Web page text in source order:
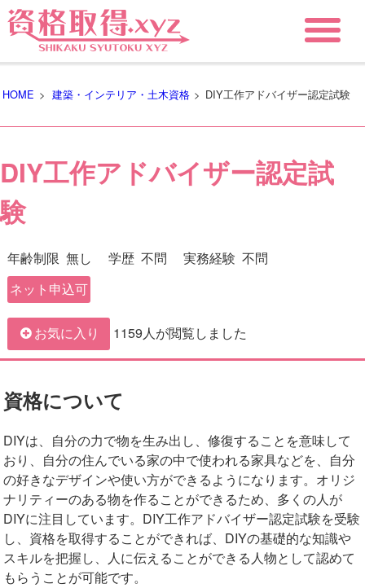
HOME > 建築・インテリア・土木資格 > DIY工作アドバイザー認定試験
DIY工作アドバイザー認定試
験
年齢制限 無し 学歴 不問 実務経験 不問
ネット申込可
お気に入り 1159人が閲覧しました
資格について
DIYは、自分の力で物を生み出し、修復することを意味して
おり、自分の住んでいる家の中で使われる家具などを、自分
の好きなデザインや使い方ができるようになります。オリジ
ナリティーのある物を作ることができるため、多くの人が
DIYに注目しています。DIY工作アドバイザー認定試験を受験
し、資格を取得することができれば、DIYの基礎的な知識や
スキルを把握し、人に伝えることができる人物として認めて
もらうことが可能です。